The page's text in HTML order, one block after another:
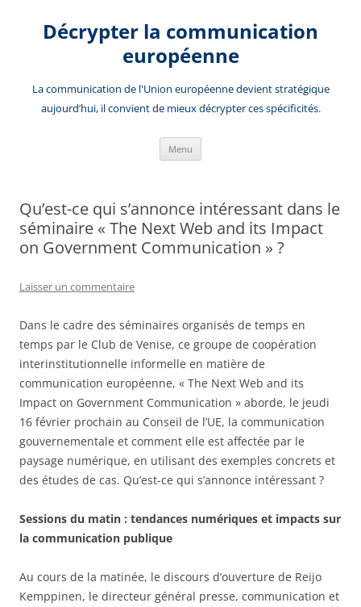
contenuDécrypter la communication
européenne
La communication de l'Union européenne devient stratégique
aujourd’hui, il convient de mieux décrypter ces spécificités.
Menu
Qu’est-ce qui s’annonce intéressant dans le
séminaire « The Next Web and its Impact
on Government Communication » ?
Laisser un commentaire
Dans le cadre des séminaires organisés de temps en
temps par le Club de Venise, ce groupe de coopération
interinstitutionnelle informelle en matière de
communication européenne, « The Next Web and its
Impact on Government Communication » aborde, le jeudi
16 février prochain au Conseil de l’UE, la communication
gouvernementale et comment elle est affectée par le
paysage numérique, en utilisant des exemples concrets et
des études de cas. Qu’est-ce qui s’annonce intéressant ?
Sessions du matin : tendances numériques et impacts sur
la communication publique
Au cours de la matinée, le discours d’ouverture de Reijo
Kemppinen, le directeur général presse, communication et